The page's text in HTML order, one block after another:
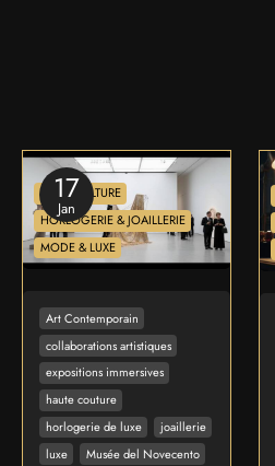
17
Jan
ART & CULTURE
HORLOGERIE & JOAILLERIE
MODE & LUXE
Art Contemporain
collaborations artistiques
expositions immersives
haute couture
horlogerie de luxe
joaillerie
luxe
Musée del Novecento